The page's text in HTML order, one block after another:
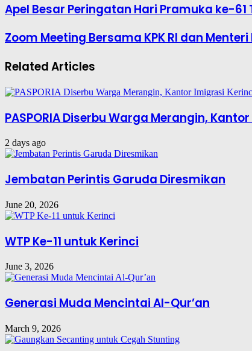
Apel Besar Peringatan Hari Pramuka ke-
Zoom Meeting Bersama KPK RI dan
Related Articles
PASPORIA Diserbu Warga Merangin,
2 days ago
Jembatan Perintis Garuda Diresmikan
June 20, 2026
WTP Ke-11 untuk Kerinci
June 3, 2026
Generasi Muda Mencintai Al-Qur’an
March 9, 2026